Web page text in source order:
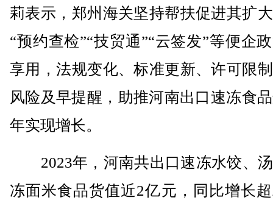
莉表示，郑州海关坚持帮扶促进其扩
“预约查检”“技贸通”“云签发”等便企
享用，法规变化、标准更新、许可限
风险及早提醒，助推河南出口速冻食
年实现增长。
2023年，河南共出口速冻水饺、
冻面米食品货值近2亿元，同比增长